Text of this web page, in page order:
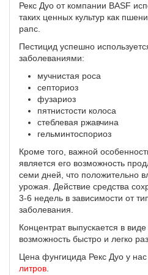
Рекс Дуо от компании BASF
таких ценных культур как
рапс.
Пестицид успешно
заболеваниями:
мучнистая роса
септориоз
фузариоз
пятнистости колоса
стеблевая ржавчина
гельминтоспориоз
Кроме того, важной
является его возможность
семи дней, что положительно
урожая. Действие средства
3-6 недель в зависимости от
заболевания.
Концентрат выпускается в
возможность быстро и легко
Цена фунгицида Рекс Дуо у нас
литров.